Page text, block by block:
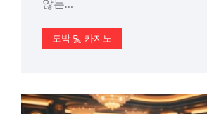
않는…
도박 및 카지노